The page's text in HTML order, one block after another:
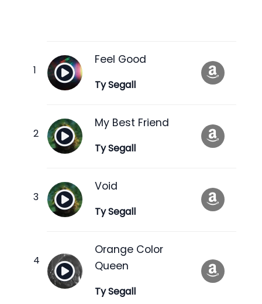
Feel Good
Ty Segall
My Best Friend
Ty Segall
Void
Ty Segall
Orange Color
Queen
Ty Segall